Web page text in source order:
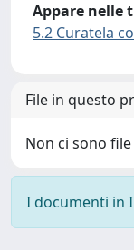
Appare nelle
5.2 Curatela
File in questo
Non ci sono
I documenti in